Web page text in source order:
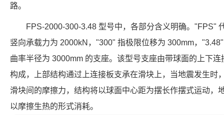
路。
FPS-2000-300-3.48 型号中，各部分含义明确。"FPS"
竖向承载力为 2000kN，"300" 指极限位移为 300mm，
曲率半径为 3000mm 的支座。该型号支座由带球面的上下
构成，上部结构通过上连接板支承在滑块上，当地震发生时
滑块间的摩擦力，结构将以球面中心距为摆长作摆式运动，
以摩擦生热的形式消耗。